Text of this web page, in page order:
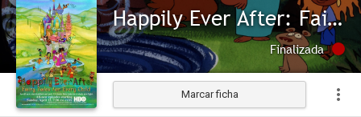
Happily Ever After: Fairy Tales for Every Child
Finalizada
Marcar ficha